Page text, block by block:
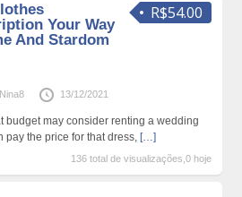
R$54.00
Your Way
And Stardom
13/12/2021
budget may consider renting a wedding
pay the price for that dress, […]
136 total de visualizações,0 hoje